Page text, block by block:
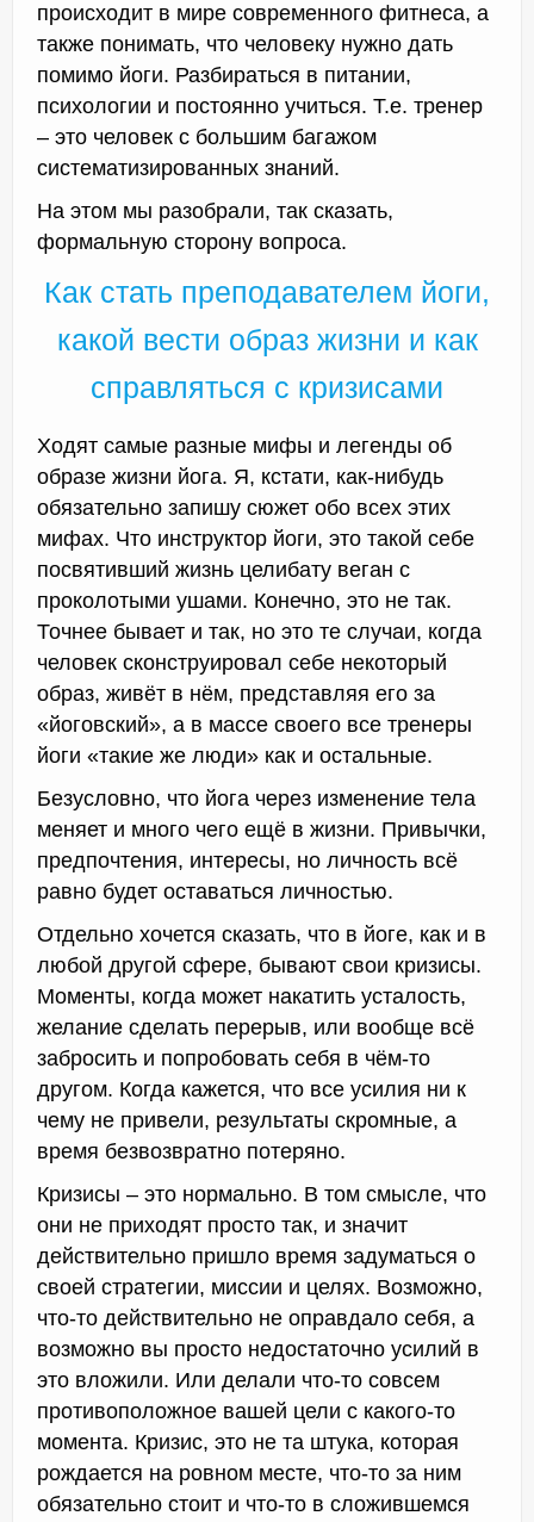
происходит в мире современного фитнеса, а
также понимать, что человеку нужно дать
помимо йоги. Разбираться в питании,
психологии и постоянно учиться. Т.е. тренер
– это человек с большим багажом
систематизированных знаний.
На этом мы разобрали, так сказать,
формальную сторону вопроса.
Как стать преподавателем йоги,
какой вести образ жизни и как
справляться с кризисами
Ходят самые разные мифы и легенды об
образе жизни йога. Я, кстати, как-нибудь
обязательно запишу сюжет обо всех этих
мифах. Что инструктор йоги, это такой себе
посвятивший жизнь целибату веган с
проколотыми ушами. Конечно, это не так.
Точнее бывает и так, но это те случаи, когда
человек сконструировал себе некоторый
образ, живёт в нём, представляя его за
«йоговский», а в массе своего все тренеры
йоги «такие же люди» как и остальные.
Безусловно, что йога через изменение тела
меняет и много чего ещё в жизни. Привычки,
предпочтения, интересы, но личность всё
равно будет оставаться личностью.
Отдельно хочется сказать, что в йоге, как и в
любой другой сфере, бывают свои кризисы.
Моменты, когда может накатить усталость,
желание сделать перерыв, или вообще всё
забросить и попробовать себя в чём-то
другом. Когда кажется, что все усилия ни к
чему не привели, результаты скромные, а
время безвозвратно потеряно.
Кризисы – это нормально. В том смысле, что
они не приходят просто так, и значит
действительно пришло время задуматься о
своей стратегии, миссии и целях. Возможно,
что-то действительно не оправдало себя, а
возможно вы просто недостаточно усилий в
это вложили. Или делали что-то совсем
противоположное вашей цели с какого-то
момента. Кризис, это не та штука, которая
рождается на ровном месте, что-то за ним
обязательно стоит и что-то в сложившемся